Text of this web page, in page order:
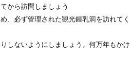
から訪問しましょう
、必ず管理された観光鍾乳洞を訪れてく
しないようにしましょう。何万年もかけ